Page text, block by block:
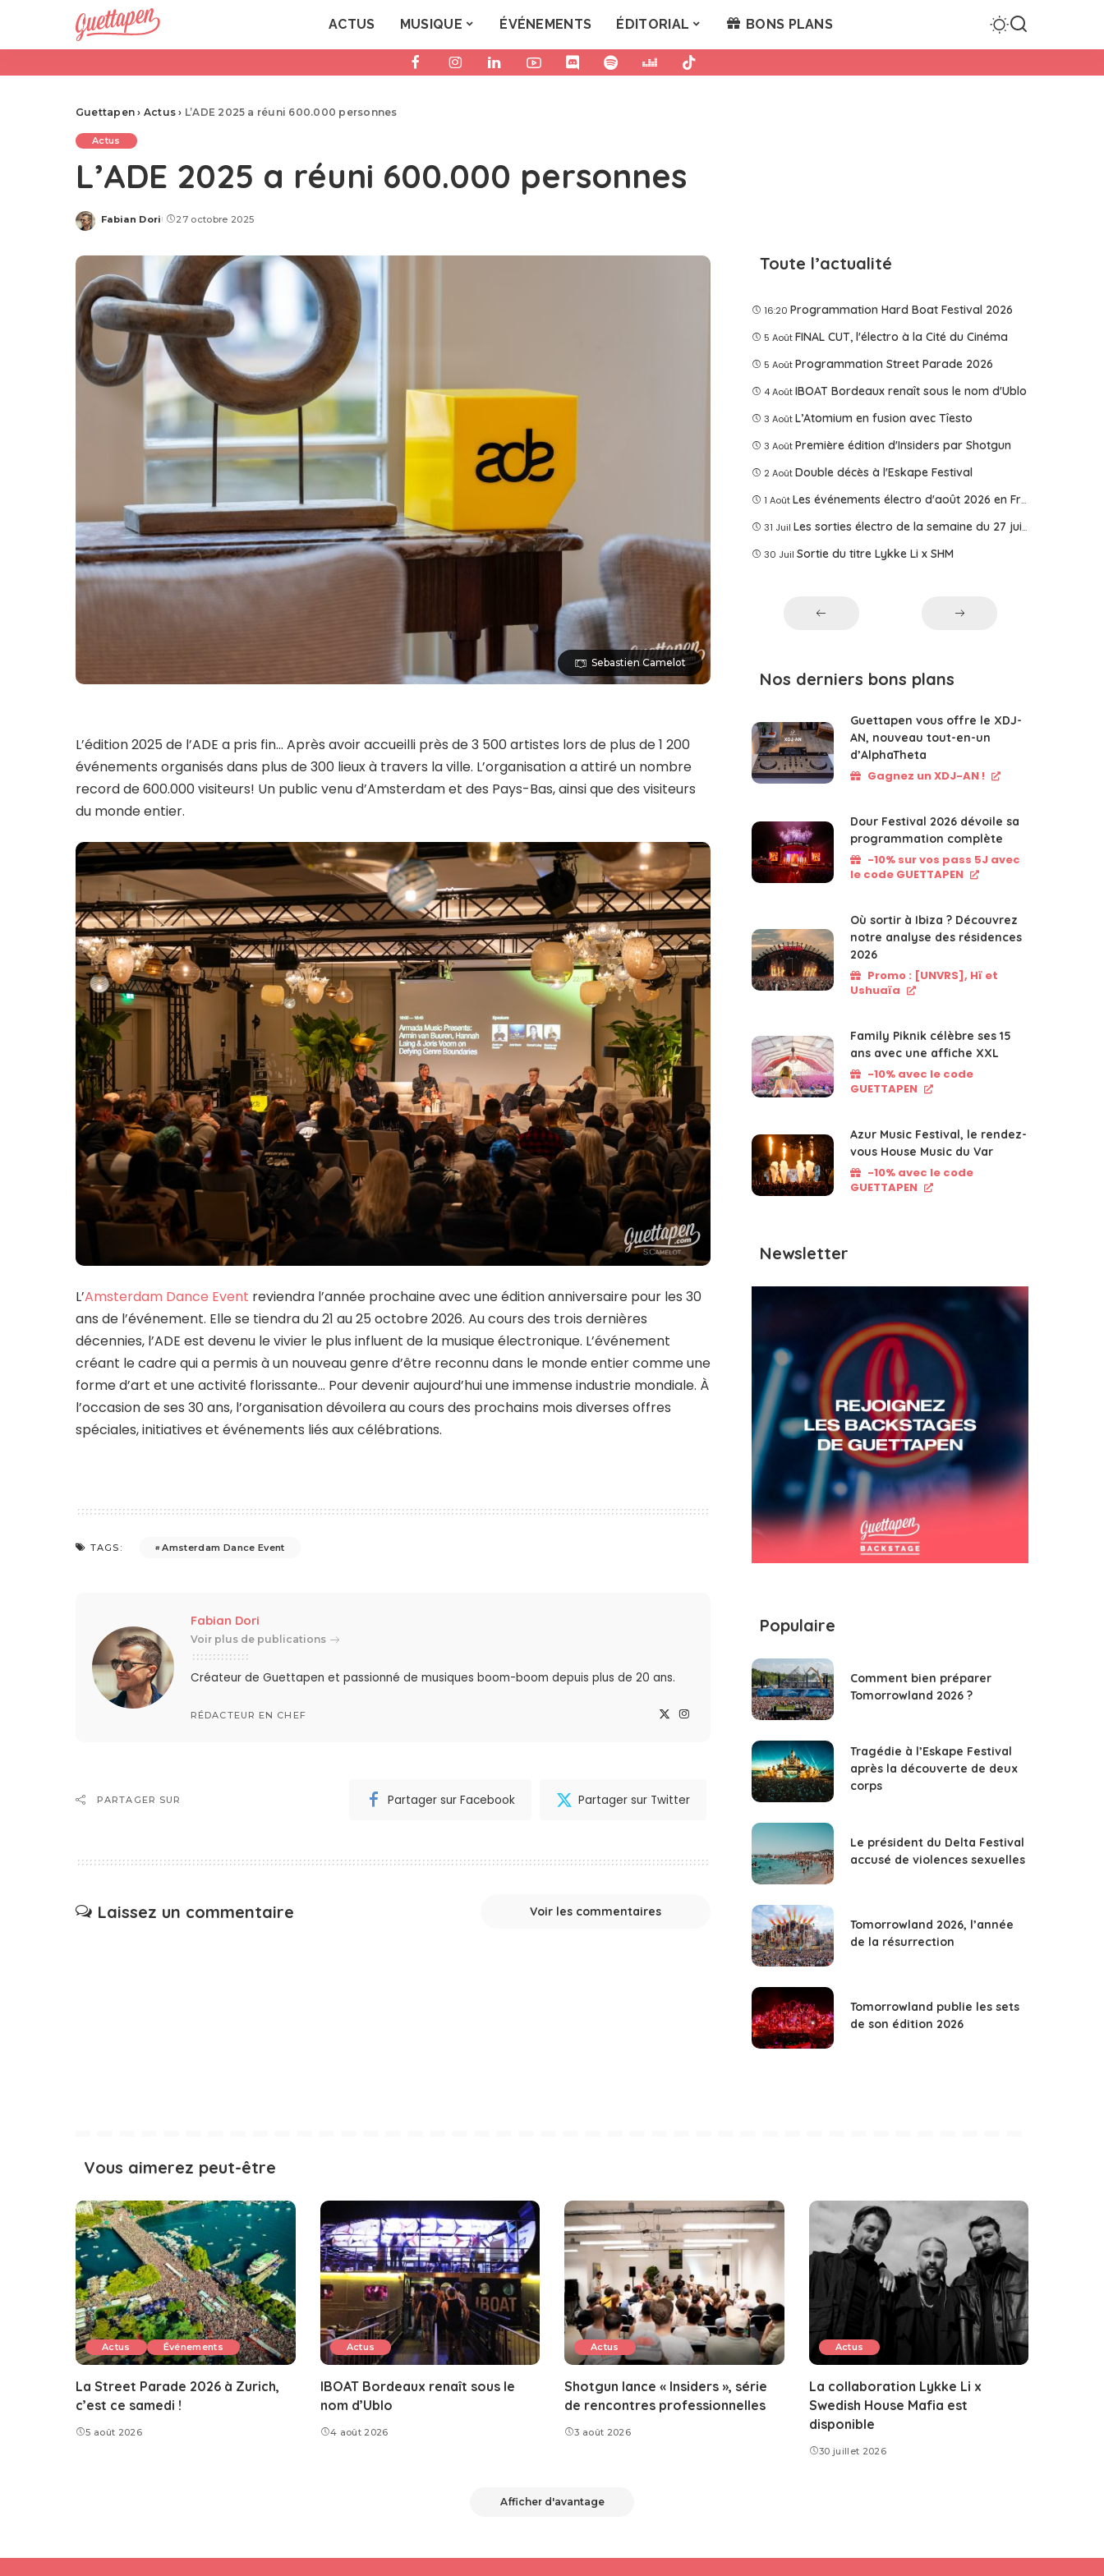
ACTUS MUSIQUE ÉVÉNEMENTS ÉDITORIAL BONS PLANS
Guettapen › Actus › L’ADE 2025 a réuni 600.000 personnes
Actus
L’ADE 2025 a réuni 600.000 personnes
Posted
Fabian Dori 27 octobre 2025
Sebastien Camelot
L’édition 2025 de l’ADE a pris fin… Après avoir accueilli près de 3 500 artistes lors de plus de 1 200
événements organisés dans plus de 300 lieux à travers la ville. L’organisation a attiré un nombre
record de 600.000 visiteurs! Un public venu d’Amsterdam et des Pays-Bas, ainsi que des visiteurs
du monde entier.
L’Amsterdam Dance Event reviendra l’année prochaine avec une édition anniversaire pour les 30
ans de l’événement. Elle se tiendra du 21 au 25 octobre 2026. Au cours des trois dernières
décennies, l’ADE est devenu le vivier le plus influent de la musique électronique. L’événement
créant le cadre qui a permis à un nouveau genre d’être reconnu dans le monde entier comme une
forme d’art et une activité florissante… Pour devenir aujourd’hui une immense industrie mondiale. À
l’occasion de ses 30 ans, l’organisation dévoilera au cours des prochains mois diverses offres
spéciales, initiatives et événements liés aux célébrations.
TAGS: Amsterdam Dance Event
Fabian Dori
Voir plus de publications
Créateur de Guettapen et passionné de musiques boom-boom depuis plus de 20 ans.
RÉDACTEUR EN CHEF
PARTAGER SUR Partager sur Facebook Partager sur Twitter
Laissez un commentaire Voir les commentaires
Toute l’actualité
16:20 Programmation Hard Boat Festival 2026
5 Août FINAL CUT, l'électro à la Cité du Cinéma
5 Août Programmation Street Parade 2026
4 Août IBOAT Bordeaux renaît sous le nom d'Ublo
3 Août L’Atomium en fusion avec Tîesto
3 Août Première édition d'Insiders par Shotgun
2 Août Double décès à l'Eskape Festival
1 Août Les événements électro d'août 2026 en France
31 Juil Les sorties électro de la semaine du 27 juillet 2026
30 Juil Sortie du titre Lykke Li x SHM
Nos derniers bons plans
Guettapen vous offre le XDJ-
AN, nouveau tout-en-un
d’AlphaTheta
Gagnez un XDJ-AN !
Dour Festival 2026 dévoile sa
programmation complète
-10% sur vos pass 5J avec
le code GUETTAPEN
Où sortir à Ibiza ? Découvrez
notre analyse des résidences
2026
Promo : [UNVRS], Hï et
Ushuaïa
Family Piknik célèbre ses 15
ans avec une affiche XXL
-10% avec le code
GUETTAPEN
Azur Music Festival, le rendez-
vous House Music du Var
-10% avec le code
GUETTAPEN
Newsletter
Populaire
Comment bien préparer
Tomorrowland 2026 ?
Tragédie à l’Eskape Festival
après la découverte de deux
corps
Le président du Delta Festival
accusé de violences sexuelles
Tomorrowland 2026, l’année
de la résurrection
Tomorrowland publie les sets
de son édition 2026
Vous aimerez peut-être
Actus Événements
La Street Parade 2026 à Zurich,
c’est ce samedi !
5 août 2026
Actus
IBOAT Bordeaux renaît sous le
nom d’Ublo
4 août 2026
Actus
Shotgun lance « Insiders », série
de rencontres professionnelles
3 août 2026
Actus
La collaboration Lykke Li x
Swedish House Mafia est
disponible
30 juillet 2026
Afficher d'avantage